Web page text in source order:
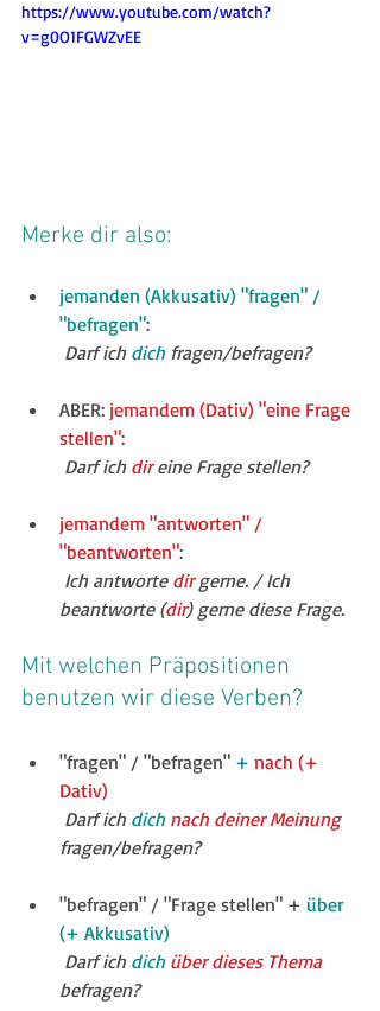
https://www.youtube.com/watch?
v=g0O1FGWZvEE
Merke dir also:
jemanden (Akkusativ) "fragen" /
"befragen":
Darf ich dich fragen/befragen?
ABER: jemandem (Dativ) "eine Frage
stellen":
Darf ich dir eine Frage stellen?
jemandem "antworten" /
"beantworten":
Ich antworte dir gerne. / Ich
beantworte (dir) gerne diese Frage.
Mit welchen Präpositionen
benutzen wir diese Verben?
"fragen" / "befragen" + nach (+
Dativ)
Darf ich dich nach deiner Meinung
fragen/befragen?
"befragen" / "Frage stellen" + über
(+ Akkusativ)
Darf ich dich über dieses Thema
befragen?